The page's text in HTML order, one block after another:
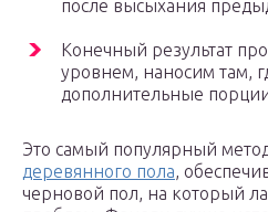
после высыхания
Конечный результат
уровнем, наносим там,
дополнительные
Это самый популярный
деревянного пола,
черновой пол, на который